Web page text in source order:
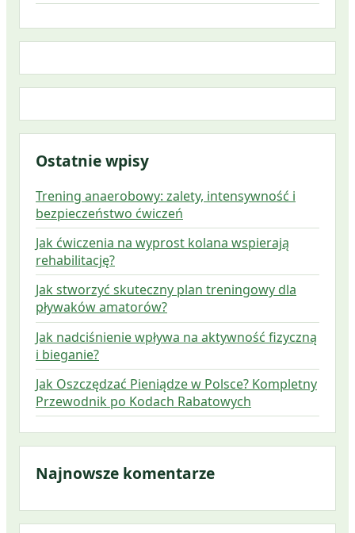
Ostatnie wpisy
Trening anaerobowy: zalety, intensywność i
bezpieczeństwo ćwiczeń
Jak ćwiczenia na wyprost kolana wspierają
rehabilitację?
Jak stworzyć skuteczny plan treningowy dla
pływaków amatorów?
Jak nadciśnienie wpływa na aktywność fizyczną
i bieganie?
Jak Oszczędzać Pieniądze w Polsce? Kompletny
Przewodnik po Kodach Rabatowych
Najnowsze komentarze